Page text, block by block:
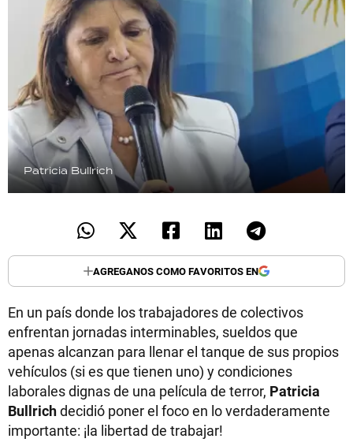
Patricia Bullrich
AGREGANOS COMO FAVORITOS EN
En un país donde los trabajadores de colectivos
enfrentan jornadas interminables, sueldos que
apenas alcanzan para llenar el tanque de sus propios
vehículos (si es que tienen uno) y condiciones
laborales dignas de una película de terror, Patricia
Bullrichdecidió poner el foco en lo verdaderamente
importante: ¡la libertad de trabajar!
HORÓSCOPO
Seguinos